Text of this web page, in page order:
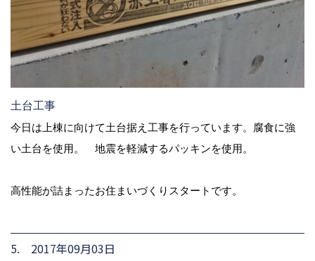
土台工事
今日は上棟に向けて土台据え工事を行っています。腐食に強
い土台を使用。 地震を軽減するパッキンを使用。
高性能が詰まったお住まいづくりスタートです。
5. 2017年09月03日